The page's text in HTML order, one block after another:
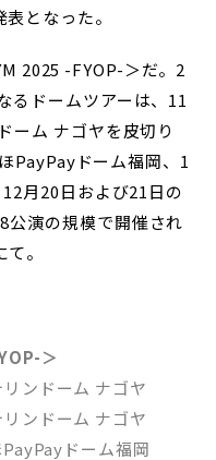
となった。
2025 -FYOP-＞だ。2
るドームツアーは、11
ーム ナゴヤを皮切り
PayPayドーム福岡、1
月20日および21日の
公演の規模で開催され
。
＞
ンドーム ナゴヤ
ンドーム ナゴヤ
ドーム福岡